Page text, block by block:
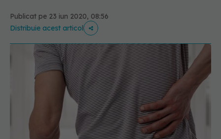
Publicat pe 23 iun 2020, 08:56
Distribuie acest articol